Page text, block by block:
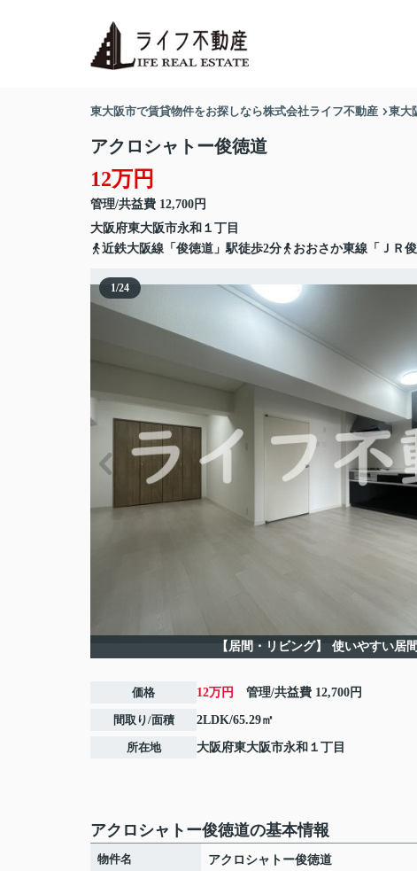
東大阪市で賃貸物件をお探しなら株式会社ライフ不動産 東大
アクロシャトー俊徳道
12万円
管理/共益費 12,700円
大阪府東大阪市永和 １丁目
近鉄大阪線「俊徳道」駅徒歩2分
おおさか東線「ＪＲ
1/24
【居間・リビング】 使いやすい居
価格 12万円 管理/共益費 12,700円
間取り/面積 2LDK/65.29㎡
所在地 大阪府東大阪市永和 １丁目
アクロシャトー俊徳道の基本情報
物件名 アクロシャトー俊徳道